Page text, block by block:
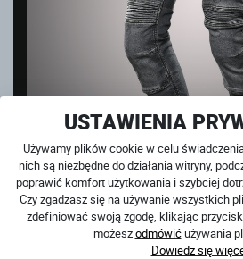
USTAWIENIA
Używamy plików cookie w celu
nich są niezbędne do działania witryny,
poprawić komfort użytkowania i szybciej
Czy zgadzasz się na używanie wszystkich
zdefiniować swoją zgodę, klikając przycisk
możeszodmówićużywania
Dowiedz się
CLUB SPORT GREY
na magazynie